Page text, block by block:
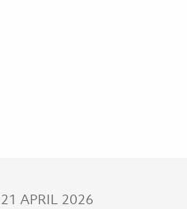
21 APRIL 2026